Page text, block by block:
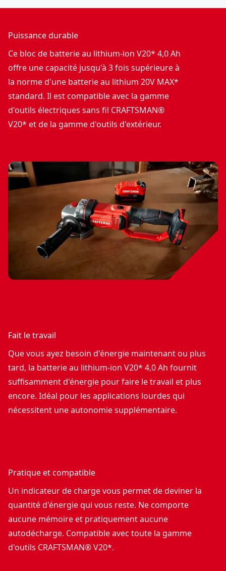
Puissance durable
Ce bloc de batterie au lithium-ion V20* 4,0 Ah
offre une capacité jusqu'à 3 fois supérieure à
la norme d'une batterie au lithium 20V MAX*
standard. Il est compatible avec la gamme
d'outils électriques sans fil CRAFTSMAN®
V20* et de la gamme d'outils d'extérieur.
Fait le travail
Que vous ayez besoin d'énergie maintenant ou plus
tard, la batterie au lithium-ion V20* 4,0 Ah fournit
suffisamment d'énergie pour faire le travail et plus
encore. Idéal pour les applications lourdes qui
nécessitent une autonomie supplémentaire.
Pratique et compatible
Un indicateur de charge vous permet de deviner la
quantité d'énergie qui vous reste. Ne comporte
aucune mémoire et pratiquement aucune
autodécharge. Compatible avec toute la gamme
d'outils CRAFTSMAN® V20*.